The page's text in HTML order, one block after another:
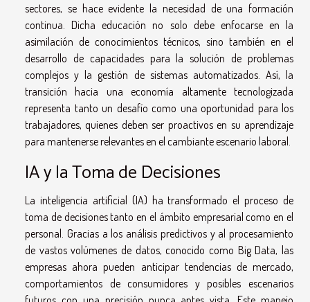
sectores, se hace evidente la necesidad de una formación
continua. Dicha educación no solo debe enfocarse en la
asimilación de conocimientos técnicos, sino también en el
desarrollo de capacidades para la solución de problemas
complejos y la gestión de sistemas automatizados. Así, la
transición hacia una economía altamente tecnologizada
representa tanto un desafío como una oportunidad para los
trabajadores, quienes deben ser proactivos en su aprendizaje
para mantenerse relevantes en el cambiante escenario laboral.
IA y la Toma de Decisiones
La inteligencia artificial (IA) ha transformado el proceso de
toma de decisiones tanto en el ámbito empresarial como en el
personal. Gracias a los análisis predictivos y al procesamiento
de vastos volúmenes de datos, conocido como Big Data, las
empresas ahora pueden anticipar tendencias de mercado,
comportamientos de consumidores y posibles escenarios